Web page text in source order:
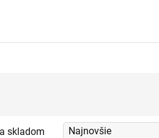
Najnovšie
skladom